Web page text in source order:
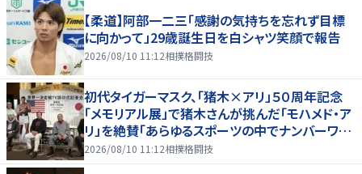
【柔道】阿部一二三「感謝の気持ちを忘れず目標
に向かって」29歳誕生日を白シャツ笑顔で報告
2026/08/10 11:12相撲格闘技
初代タイガーマスク、「猪木×アリ」５０周年記念
「メモリアル展」で猪木さんが挑んだ「モハメド・ア
リ」を絶賛「あらゆるスポーツの中でナンバーワン
の存在」
2026/08/10 11:12相撲格闘技